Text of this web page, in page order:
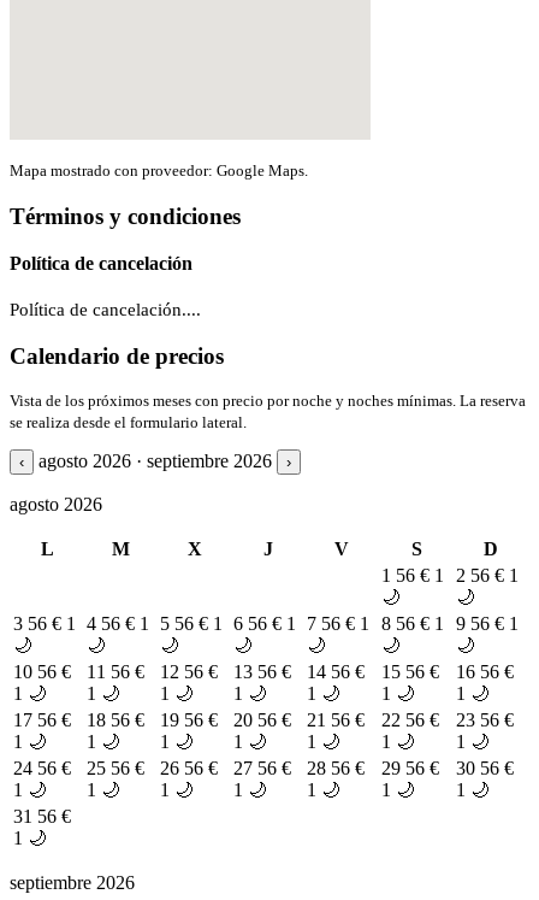
Mapa mostrado con proveedor: Google Maps.
Términos y condiciones
Política de cancelación
Política de cancelación....
Calendario de precios
Vista de los próximos meses con precio por noche y noches mínimas. La reserva
se realiza desde el formulario lateral.
‹ agosto 2026 · septiembre 2026 ›
agosto 2026
L M X J V S
D
1 56 € 1
🌙
2 56 € 1
🌙
3 56 € 1
🌙
4 56 € 1
🌙
5 56 € 1
🌙
6 56 € 1
🌙
7 56 € 1
🌙
8 56 € 1
🌙
9 56 € 1
🌙
10 56 €
1 🌙
11 56 €
1 🌙
12 56 €
1 🌙
13 56 €
1 🌙
14 56 €
1 🌙
15 56 €
1 🌙
16 56 €
1 🌙
17 56 €
1 🌙
18 56 €
1 🌙
19 56 €
1 🌙
20 56 €
1 🌙
21 56 €
1 🌙
22 56 €
1 🌙
23 56 €
1 🌙
24 56 €
1 🌙
25 56 €
1 🌙
26 56 €
1 🌙
27 56 €
1 🌙
28 56 €
1 🌙
29 56 €
1 🌙
30 56 €
1 🌙
31 56 €
1 🌙
septiembre 2026